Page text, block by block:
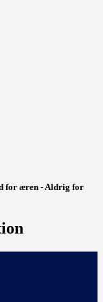
for æren - Aldrig for